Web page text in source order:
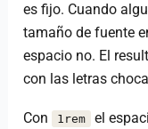
es fijo. Cuando
tamaño de fuente
espacio no. El
con las letras
Con 1rem
el